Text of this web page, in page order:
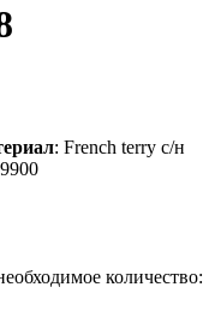
: French terry с/н
количество: